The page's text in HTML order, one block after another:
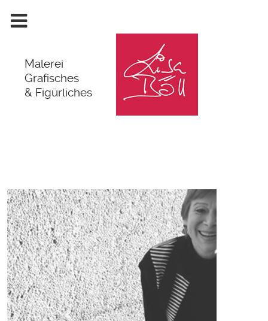
Malerei
Grafisches
& Figürliches